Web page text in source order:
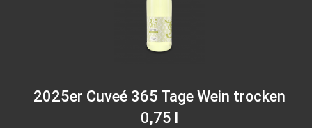
2025er Cuveé 365 Tage Wein trocken
0,75 l